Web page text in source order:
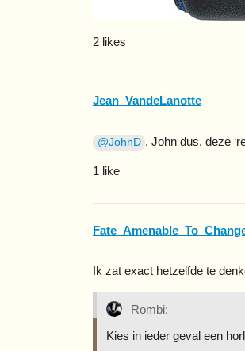
2 likes
Jean_VandeLanotte
@JohnD , John dus, deze
1 like
Ik zat exact hetzelfde te
Rombi:
Kies in ieder geval een